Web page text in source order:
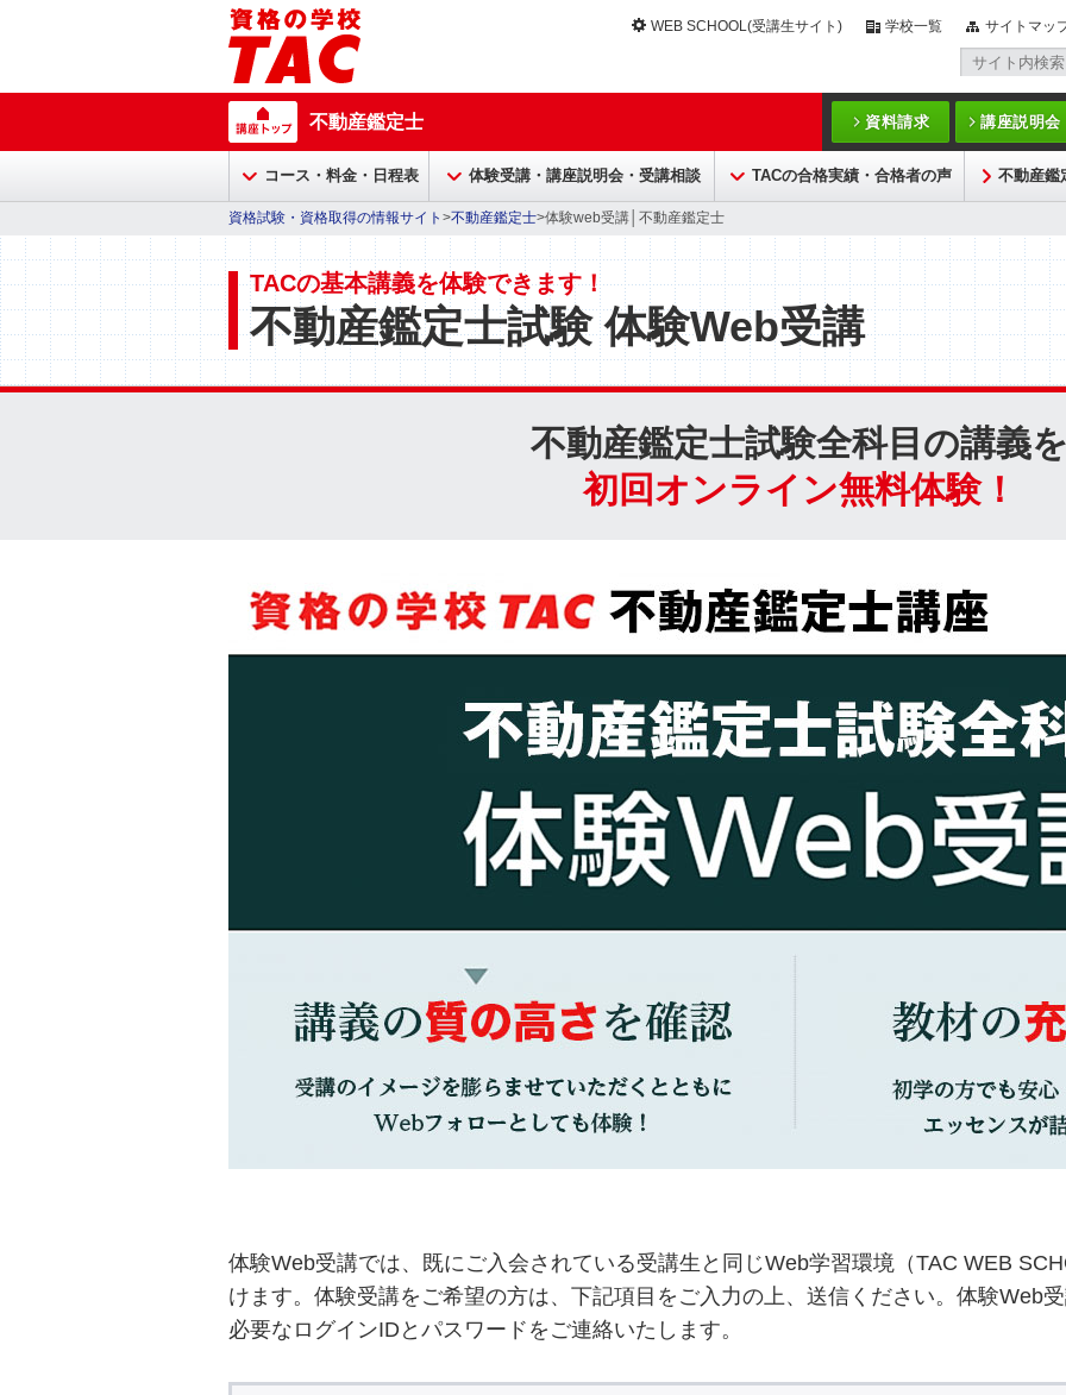
WEB SCHOOL(受講生サイト) 学校一覧 サイトマッ
不動産鑑定士 資料請求 講座説明会
コース・料金・日程表 体験受講・講座説明会・受講相談 TACの合格実績・合格者の声 不動産鑑
資格試験・資格取得の情報サイト >不動産鑑定士>体験web受講│不動産鑑定士
TACの基本講義を体験できます！
不動産鑑定士試験 体験Web受講
不動産鑑定士試験全科目の講義を
初回オンライン無料体験！
体験Web受講では、既にご入会されている受講生と同じWeb学習環境（TAC WEB
けます。体験受講をご希望の方は、下記項目をご入力の上、送信ください。体験Web
必要なログインIDとパスワードをご連絡いたします。